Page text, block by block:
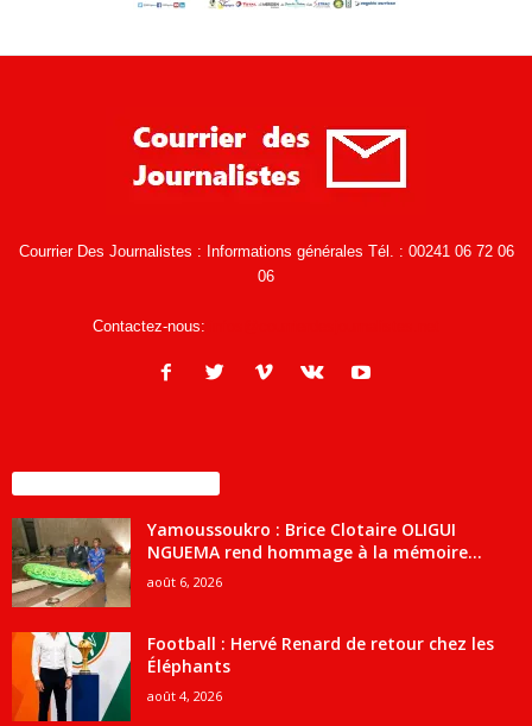
Courrier Des Journalistes : Informations générales Tél. : 00241 06 72 06
06
Contactez-nous:
Yamoussoukro : Brice Clotaire OLIGUI
NGUEMA rend hommage à la mémoire...
août 6, 2026
Football : Hervé Renard de retour chez les
Éléphants
août 4, 2026